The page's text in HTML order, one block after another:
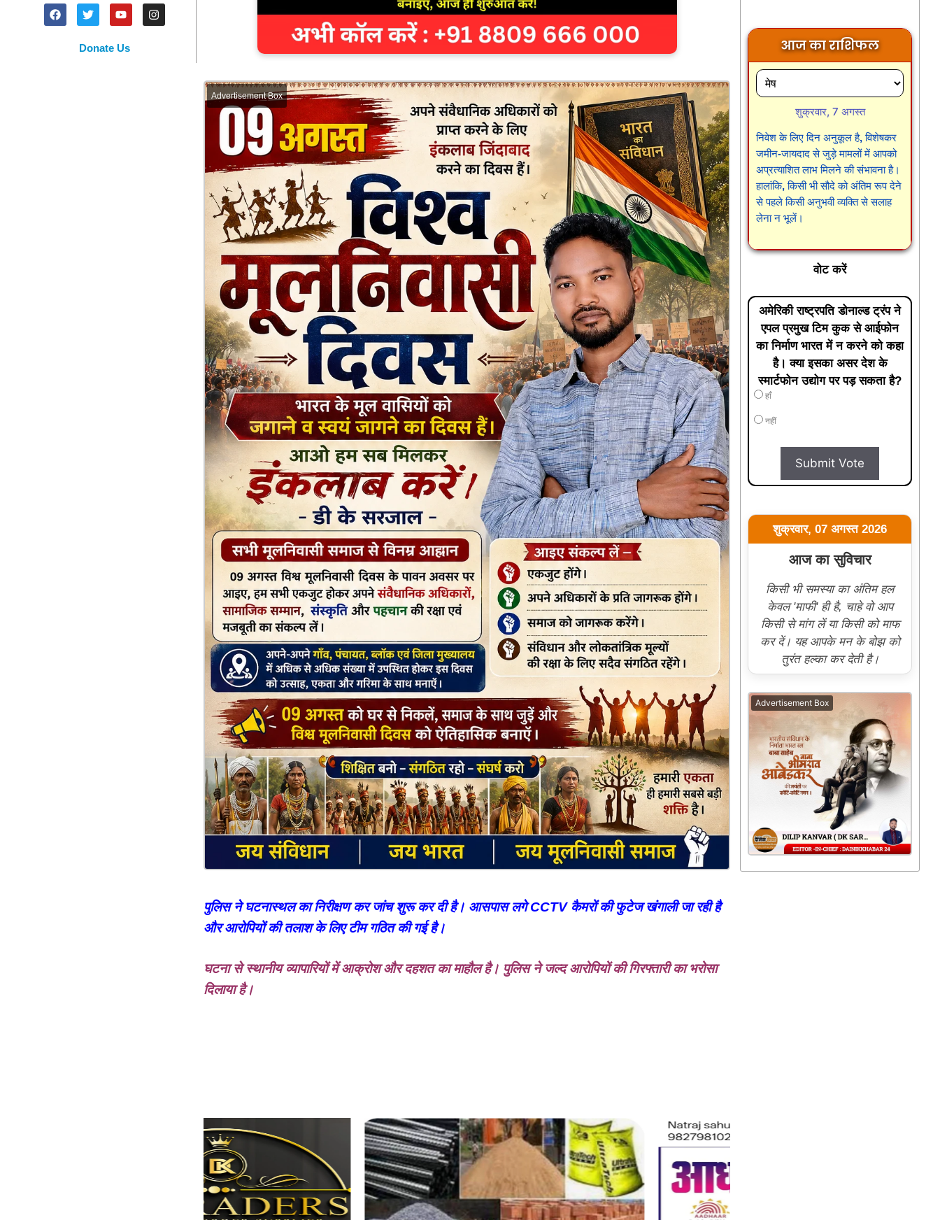
Donate Us
Advertisement Box
पुलिस ने घटनास्थल का निरीक्षण कर जांच शुरू कर दी है। आसपास लगे CCTV कैमरों की फुटेज खंगाली जा रही है
और आरोपियों की तलाश के लिए टीम गठित की गई है।
घटना से स्थानीय व्यापारियों में आक्रोश और दहशत का माहौल है। पुलिस ने जल्द आरोपियों की गिरफ्तारी का भरोसा
दिलाया है।
आज का राशिफल
शुक्रवार, 7 अगस्त
निवेश के लिए दिन अनुकूल है, विशेषकर
जमीन-जायदाद से जुड़े मामलों में आपको
अप्रत्याशित लाभ मिलने की संभावना है।
हालांकि, किसी भी सौदे को अंतिम रूप देने
से पहले किसी अनुभवी व्यक्ति से सलाह
लेना न भूलें।
वोट करें
अमेरिकी राष्ट्रपति डोनाल्ड ट्रंप ने
एपल प्रमुख टिम कुक से आईफोन
का निर्माण भारत में न करने को कहा
है। क्या इसका असर देश के
स्मार्टफोन उद्योग पर पड़ सकता है?
हाँ
नहीं
Submit Vote
शुक्रवार, 07 अगस्त 2026
आज का सुविचार
किसी भी समस्या का अंतिम हल
केवल 'माफी' ही है, चाहे वो आप
किसी से मांग लें या किसी को माफ
कर दें। यह आपके मन के बोझ को
तुरंत हल्का कर देती है।
Advertisement Box